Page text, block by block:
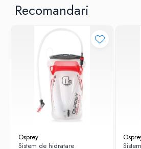
avalansa - lopata de zapada, sonda de
Materialul rucsacului este fabricat din
durabil (BSAPP C0) cu un tratament
care va va ajuta sa va pastrati lucrurile
Caracteristici:
conceput pentru femei
marime unica
panoul de spate respinge zapada si apa
Recomandari
Osprey
Sistem de hidratare